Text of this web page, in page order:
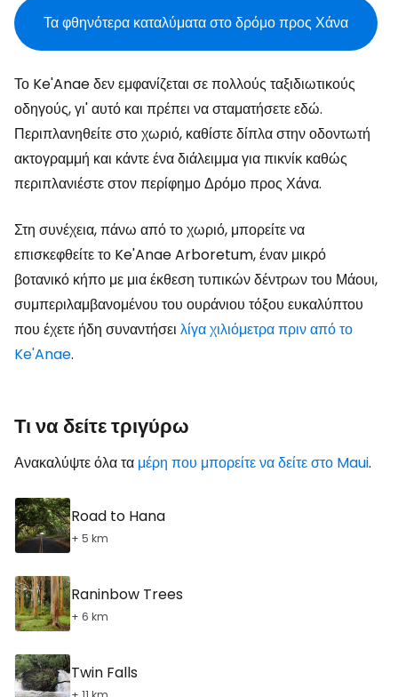
Τα φθηνότερα καταλύματα στο δρόμο προς Χάνα
Το Ke'Anae δεν εμφανίζεται σε πολλούς ταξιδιωτικούς
οδηγούς, γι' αυτό και πρέπει να σταματήσετε εδώ.
Περιπλανηθείτε στο χωριό, καθίστε δίπλα στην οδοντωτή
ακτογραμμή και κάντε ένα διάλειμμα για πικνίκ καθώς
περιπλανιέστε στον περίφημο Δρόμο προς Χάνα.
Στη συνέχεια, πάνω από το χωριό, μπορείτε να
επισκεφθείτε το Ke'Anae Arboretum, έναν μικρό
βοτανικό κήπο με μια έκθεση τυπικών δέντρων του Μάουι,
συμπεριλαμβανομένου του ουράνιου τόξου ευκαλύπτου
που έχετε ήδη συναντήσει λίγα χιλιόμετρα πριν από το
Ke'Anae.
Τι να δείτε τριγύρω
Ανακαλύψτε όλα τα μέρη που μπορείτε να δείτε στο Maui.
Road to Hana
+ 5 km
Raninbow Trees
+ 6 km
Twin Falls